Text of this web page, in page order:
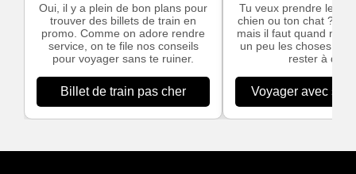
Oui, il y a plein de bon plans pour
trouver des billets de train en
promo. Comme on adore rendre
service, on te file nos conseils
pour voyager sans te ruiner.
Billet de train pas cher
Tu veux prendre le
chien ou ton chat ?
mais il faut quand
un peu les choses
rester à quai.
Voyager avec son